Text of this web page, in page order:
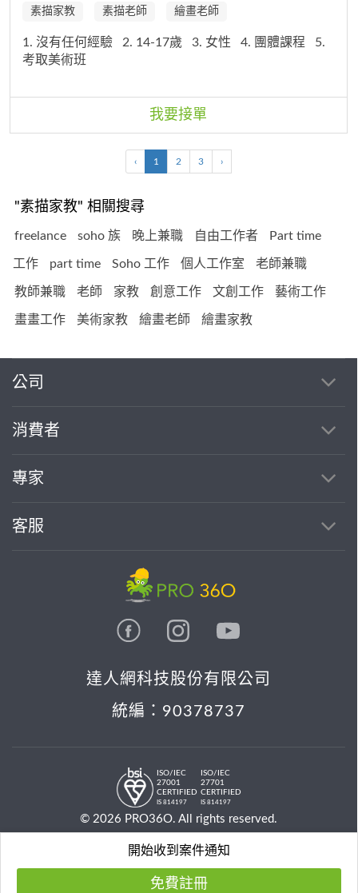
開始收到案件通知
免費註冊
素描家教 素描老師 繪畫老師
1. 沒有任何經驗 2. 14-17歲 3. 女性 4. 團體課程
5.
考取美術班
我要接單
‹ 1 2 3 ›
"素描家教" 相關搜尋
freelance soho 族 晚上兼職 自由工作者 Part time
工作 part time Soho 工作 個人工作室 老師兼職
教師兼職 老師 家教 創意工作 文創工作 藝術工作
畫畫工作 美術家教 繪畫老師 繪畫家教
公司
消費者
專家
客服
達人網科技股份有限公司
統編：90378737
ISO/IEC
27001
CERTIFIED
IS 814197
ISO/IEC
27701
CERTIFIED
IS 814197
© 2026 PRO36O. All rights reserved.